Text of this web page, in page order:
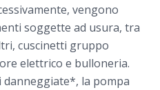
vengono
soggette ad usura, tra
cuscinetti gruppo
elettrico e bulloneria.
la pompa